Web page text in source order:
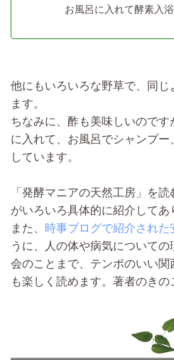
お風呂に入れて酵素入浴
他にもいろいろな野草で、同
ます。
ちなみに、酢も美味しいので
に入れて、お風呂でシャンプ
しています。
「発酵マニアの天然工房」を
がいろいろ具体的に紹介してあ
また、 時事ブログで紹介され
うに、人の体や病気について
会のことまで、テンポのいい
も楽しく読めます。著者のきの